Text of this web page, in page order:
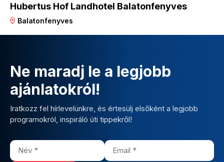
Hubertus Hof Landhotel Balatonfenyves
Balatonfenyves
Ne maradj le a legjobb
ajánlatokról!
Iratkozz fel hírlevelünkre, és értesülj elsőként a legjobb
programokról, inspiráló úti tippekről!